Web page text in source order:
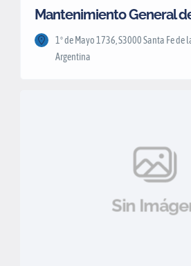
Mantenimiento General
1º de Mayo 1736, S3000 Santa Fe de
Argentina
Sin